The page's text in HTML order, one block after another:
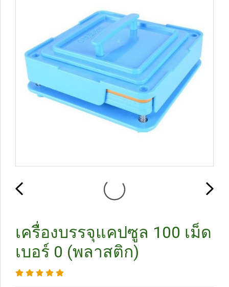
เครื่องบรรจุแคปซูล 100 เม็ด
เบอร์ 0 (พลาสติก)